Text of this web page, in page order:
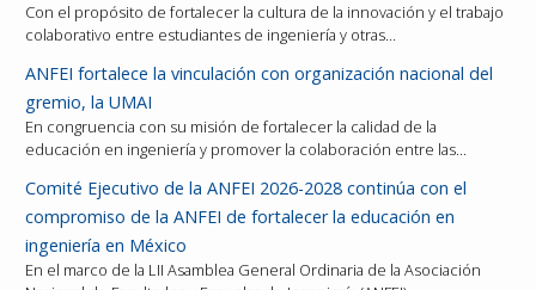
Con el propósito de fortalecer la cultura de la innovación y el trabajo
colaborativo entre estudiantes de ingeniería y otras…
ANFEI fortalece la vinculación con organización nacional del
gremio, la UMAI
En congruencia con su misión de fortalecer la calidad de la
educación en ingeniería y promover la colaboración entre las…
Comité Ejecutivo de la ANFEI 2026-2028 continúa con el
compromiso de la ANFEI de fortalecer la educación en
ingeniería en México
En el marco de la LII Asamblea General Ordinaria de la Asociación